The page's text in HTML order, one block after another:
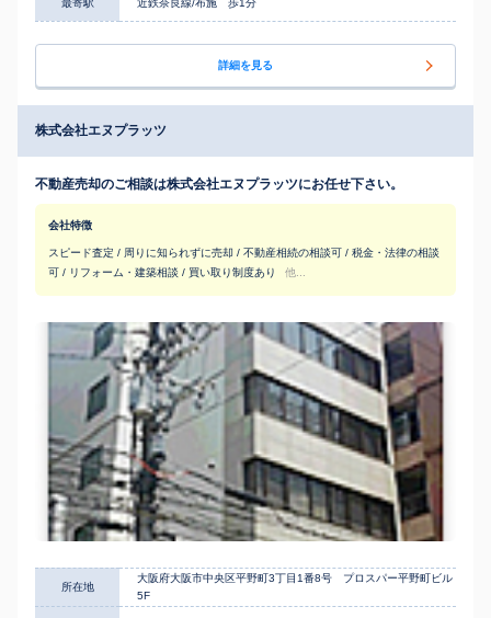
最寄駅 近鉄奈良線/布施 歩1分
詳細を見る
株式会社エヌプラッツ
不動産売却のご相談は株式会社エヌプラッツにお任せ下さい。
会社特徴
スピード査定 / 周りに知られずに売却 / 不動産相続の相談可 / 税金・法律の相談
可 / リフォーム・建築相談 / 買い取り制度あり
他...
所在地
大阪府大阪市中央区平野町3丁目1番8号 プロスパー平野町ビル
5F